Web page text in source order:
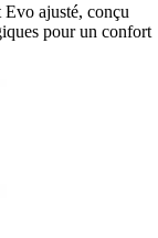
ajusté, conçu
pour un confort